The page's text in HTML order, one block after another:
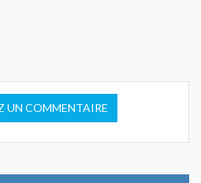
UN COMMENTAIRE